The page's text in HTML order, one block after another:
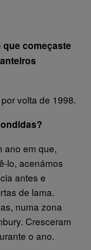
que começaste
volta de 1998.
ano em que,
lo, acenámos
antes e
de lama.
numa zona
Cresceram
o ano.